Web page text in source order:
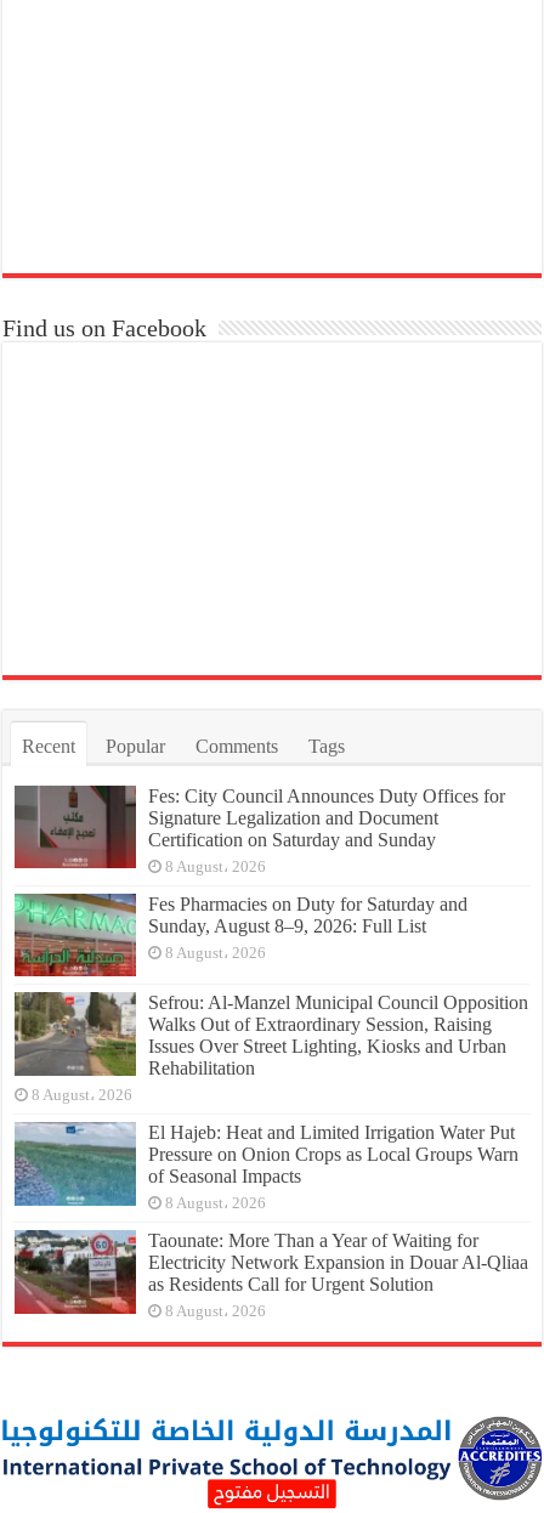
Find us on Facebook
Recent Popular Comments Tags
Fes: City Council Announces Duty Offices for
Signature Legalization and Document
Certification on Saturday and Sunday
8 August، 2026
Fes Pharmacies on Duty for Saturday and
Sunday, August 8–9, 2026: Full List
8 August، 2026
Sefrou: Al-Manzel Municipal Council Opposition
Walks Out of Extraordinary Session, Raising
Issues Over Street Lighting, Kiosks and Urban
Rehabilitation
8 August، 2026
El Hajeb: Heat and Limited Irrigation Water Put
Pressure on Onion Crops as Local Groups Warn
of Seasonal Impacts
8 August، 2026
Taounate: More Than a Year of Waiting for
Electricity Network Expansion in Douar Al-Qliaa
as Residents Call for Urgent Solution
8 August، 2026